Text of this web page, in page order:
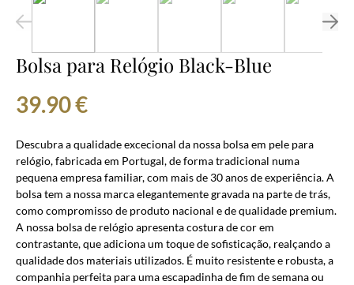
Bolsa para Relógio Black-Blue
39.90€
Descubra a qualidade excecional da nossa bolsa em pele para
relógio, fabricada em Portugal, de forma tradicional numa
pequena empresa familiar, com mais de 30 anos de experiência. A
bolsa tem a nossa marca elegantemente gravada na parte de trás,
como compromisso de produto nacional e de qualidade premium.
A nossa bolsa de relógio apresenta costura de cor em
contrastante, que adiciona um toque de sofisticação, realçando a
qualidade dos materiais utilizados. É muito resistente e robusta, a
companhia perfeita para uma escapadinha de fim de semana ou